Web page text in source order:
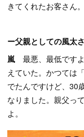
きてくれたお客さん
ー父親としての風太
嵐 最悪、最低です
えていた。かつては
でたんですけど、30
なりました。親父っ
よ。